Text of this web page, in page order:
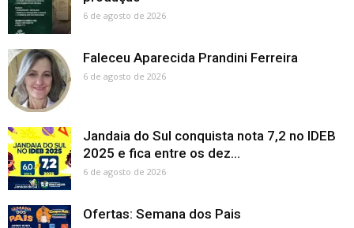
6 de agosto de 2026
Faleceu Aparecida Prandini Ferreira
6 de agosto de 2026
Jandaia do Sul conquista nota 7,2 no IDEB
2025 e fica entre os dez...
6 de agosto de 2026
Ofertas: Semana dos Pais